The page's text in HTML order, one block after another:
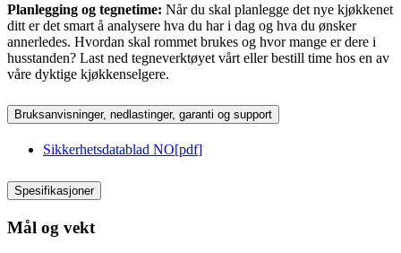
Planlegging og tegnetime: Når du skal planlegge det nye kjøkkenet
ditt er det smart å analysere hva du har i dag og hva du ønsker
annerledes. Hvordan skal rommet brukes og hvor mange er dere i
husstanden? Last ned tegneverktøyet vårt eller bestill time hos en av
våre dyktige kjøkkenselgere.
Bruksanvisninger, nedlastinger, garanti og support
Sikkerhetsdatablad NO[pdf]
Spesifikasjoner
Mål og vekt